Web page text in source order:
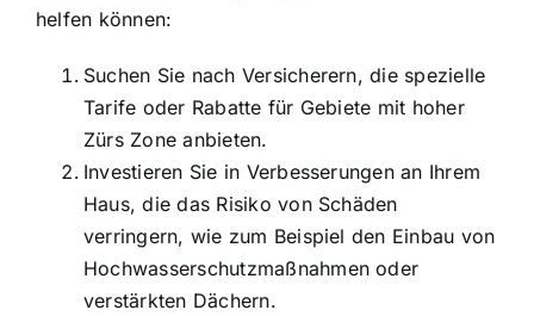
helfen können:
Suchen Sie nach Versicherern, die spezielle
Tarife oder Rabatte für Gebiete mit hoher
Zürs Zone anbieten.
Investieren Sie in Verbesserungen an Ihrem
Haus, die das Risiko von Schäden
verringern, wie zum Beispiel den Einbau von
Hochwasserschutzmaßnahmen oder
verstärkten Dächern.